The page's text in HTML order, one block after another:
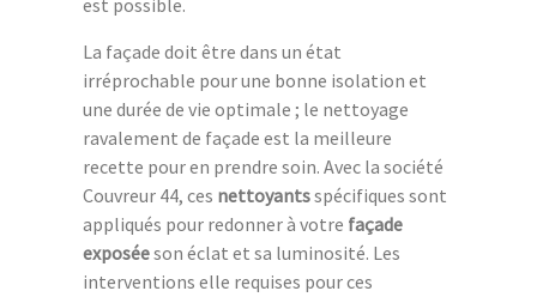
est possible.
La façade doit être dans un état
irréprochable pour une bonne isolation et
une durée de vie optimale ; le nettoyage
ravalement de façade est la meilleure
recette pour en prendre soin. Avec la société
Couvreur 44, ces nettoyantsspécifiques sont
appliqués pour redonner à votre façade
exposéeson éclat et sa luminosité. Les
interventions elle requises pour ces